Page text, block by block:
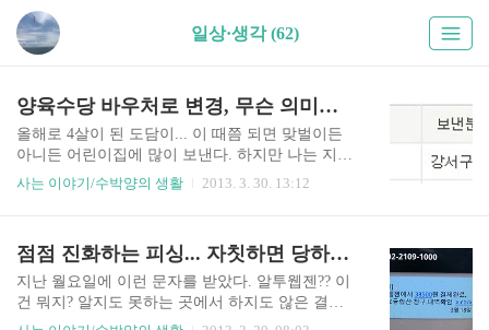
일상·생각 (62)
양육수당 바우처로 변경, 무슨 의미가 있을까?
올해로 4살이 된 도담이... 이 때쯤 되면 맞벌이든
아니든 어린이집에 많이 보낸다. 하지만 나는 지난
2월 보육료 신청을 할 때 양육수당을 신청했다. 그
이다. 어린이집에 다니지 않아 친구들과 어울릴 기
회가 없는 도담이를 위해 문화센터에 다니고 있는
데 그 비용이라도 부담을 덜 수 있게 되었다. 그런
데 양육수당을 바우처로 지급하는 방안을 검토 중
사는 이야기/수박양의 생활 2013. 3. 30. 13:12
점점 진화하는 피싱... 자칫하면 당하겠어
지난 월요일에 이런 문자를 받았다. 알투웹젠?? 이
건 뭐지? 알지도 못하는 곳에서 하지도 않은 결제
문자가 오다니... 청구. 내역확인을 해볼까 하다가